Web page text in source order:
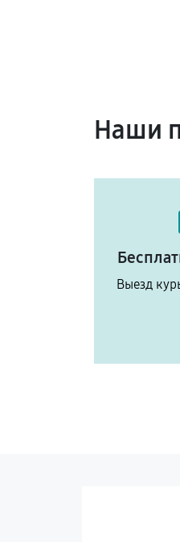
Наши
Выезд